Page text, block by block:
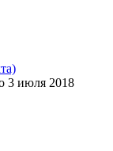
3 июля 2018